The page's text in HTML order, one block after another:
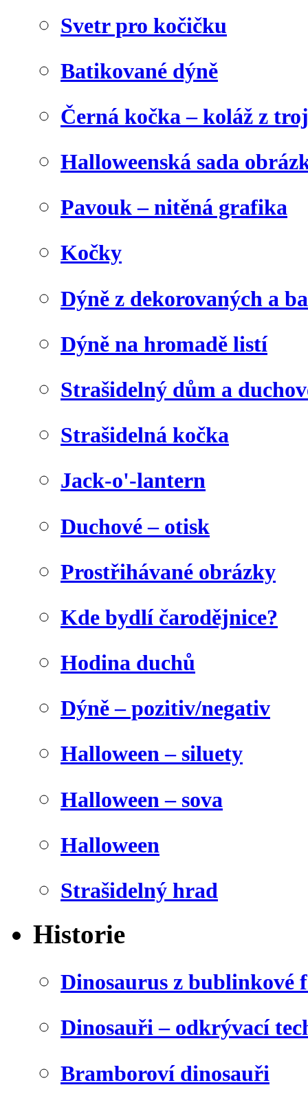
Svetr pro kočičku
Batikované dýně
Černá kočka – koláž z
Halloweenská sada
Pavouk – nitěná grafika
Kočky
Dýně z dekorovaných a
Dýně na hromadě listí
Strašidelný dům a
Strašidelná kočka
Jack-o'-lantern
Duchové – otisk
Prostřihávané obrázky
Kde bydlí čarodějnice?
Hodina duchů
Dýně – pozitiv/negativ
Halloween – siluety
Halloween – sova
Halloween
Strašidelný hrad
Historie
Dinosaurus z bublinkové
Dinosauři – odkrývací
Bramboroví dinosauři